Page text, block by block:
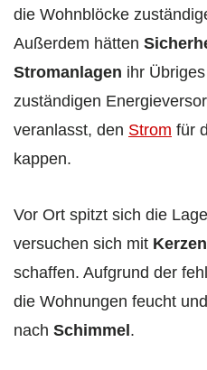
die Wohnblöcke
Außerdem hätten
Stromanlagen ihr
zuständigen
veranlasst, den Strom für
kappen.
Vor Ort spitzt sich die
versuchen sich mit
schaffen. Aufgrund der
die Wohnungen feucht
nach Schimmel .